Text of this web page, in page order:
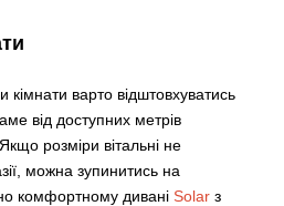
кімнати варто відштовхуватись
від доступних метрів
розміри вітальні не
можна зупинитись на
комфортному дивані Solar з